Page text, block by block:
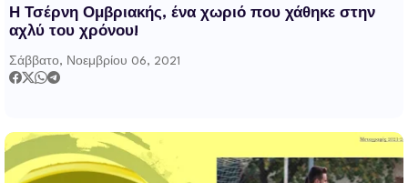
Η Τσέρνη Ομβριακής, ένα χωριό που χάθηκε στην
αχλύ του χρόνου!
Σάββατο, Νοεμβρίου 06, 2021